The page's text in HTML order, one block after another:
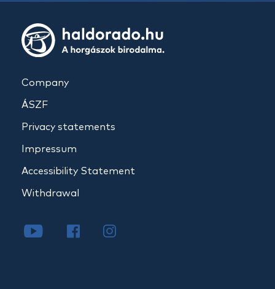
Company
ÁSZF
Privacy statements
Impressum
Accessibility Statement
Withdrawal